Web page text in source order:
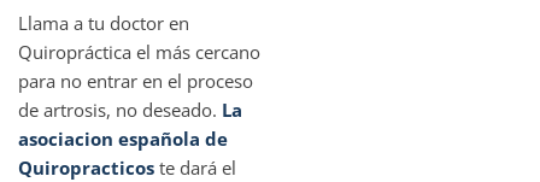
Llama a tu doctor en
Quiropráctica el más cercano
para no entrar en el proceso
de artrosis, no deseado. La
asociacion española de
Quiropracticos te dará el